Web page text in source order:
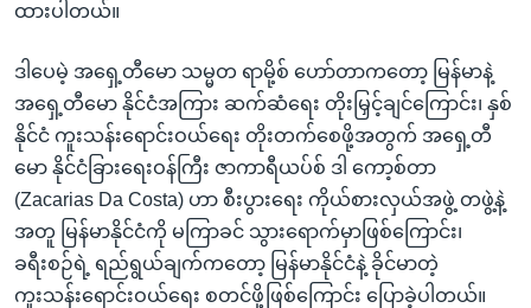
ထားပါတယ်။
ဒါပေမဲ့ အရှေ့တီမော သမ္မတ ရာမို့စ် ဟော်တာကတော့ မြန်မာနဲ့
အရှေ့တီမော နိုင်ငံအကြား ဆက်ဆံရေး တိုးမြှင့်ချင်ကြောင်း၊ နှစ်
နိုင်ငံ ကူးသန်းရောင်းဝယ်ရေး တိုးတက်စေဖို့အတွက် အရှေ့တီ
မော နိုင်ငံခြားရေးဝန်ကြီး ဇာကာရီယပ်စ် ဒါ ကော့စ်တာ
(Zacarias Da Costa) ဟာ စီးပွားရေး ကိုယ်စားလှယ်အဖွဲ့ တဖွဲ့နဲ့
အတူ မြန်မာနိုင်ငံကို မကြာခင် သွားရောက်မှာဖြစ်ကြောင်း၊
ခရီးစဉ်ရဲ့ ရည်ရွယ်ချက်ကတော့ မြန်မာနိုင်ငံနဲ့ ခိုင်မာတဲ့
ကူးသန်းရောင်းဝယ်ရေး စတင်ဖို့ဖြစ်ကြောင်း ပြောခဲ့ပါတယ်။